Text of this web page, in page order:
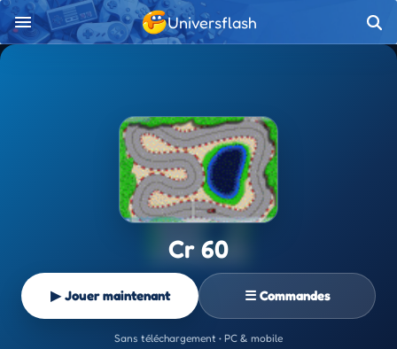
Universflash
Cr 60
▶ Jouer maintenant ☰ Commandes
Sans téléchargement • PC & mobile